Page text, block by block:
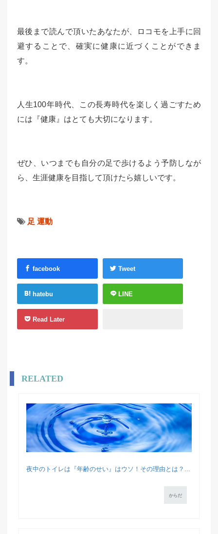
最後まで読んで頂いたあなたが、ロコモを上手に回
避することで、確実に健康に近づくことができま
す。
人生100年時代、この長寿時代を楽しく過ごすため
には『健康』はとても大切になります。
ぜひ、いつまでも自分の足で歩けるよう予防しなが
ら、生涯健康を目指して頂けたら嬉しいです。
足 運動
facebook Tweet
hatebu LINE
Read Later
RELATED
夜中のトイレは『年齢のせい』はウソ！その理由とは？...
からだ